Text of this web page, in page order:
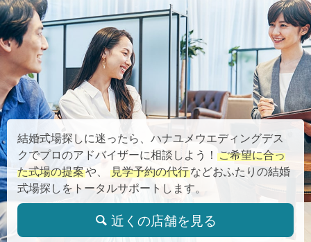
結婚式場探しに迷ったら、ハナユメウエディングデス
クでプロのアドバイザーに相談しよう！ ご希望に合っ
た式場の提案や、 見学予約の代行などおふたりの結婚
式場探しをトータルサポートします。
近くの店舗を見る